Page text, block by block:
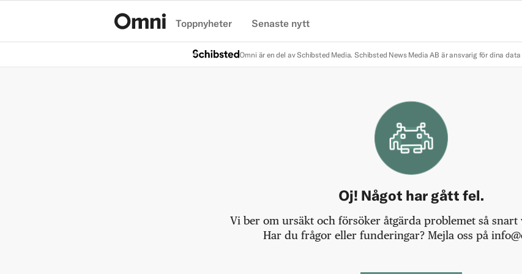
Toppnyheter Senaste nytt
Omni är en del av Schibsted Media. Schibsted News Media AB är ansvarig för dina
Oj! Något har gått fel.
Vi ber om ursäkt och försöker åtgärda problemet så
Har du frågor eller funderingar? Mejla oss på